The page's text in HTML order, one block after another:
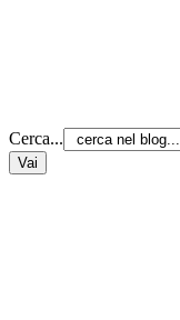
Cerca...